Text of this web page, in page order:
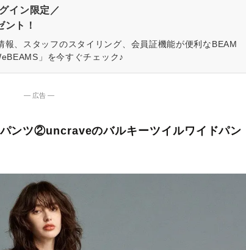
イン限定／
ト！
報、スタッフのスタイリング、会員証機能が便利なBEAM
」を今すぐチェック♪
― 広告 ―
ンツ②uncraveのバルキーツイルワイドパン